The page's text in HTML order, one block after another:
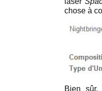
chose à
Bien